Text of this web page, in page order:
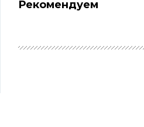
Рекомендуем